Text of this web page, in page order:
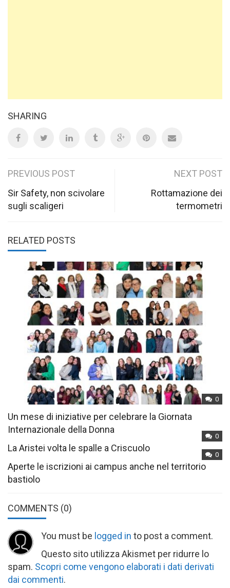
SHARING
Post
navigation
PREVIOUS POST
Sir Safety, non scivolare
sugli scaligeri
NEXT POST
Rottamazione dei
termometri
RELATED POSTS
0
Un mese di iniziative per celebrare la Giornata
Internazionale della Donna
0
La Aristei volta le spalle a Criscuolo
0
Aperte le iscrizioni ai campus anche nel territorio
bastiolo
COMMENTS (0)
You must be logged in to post a comment.
Questo sito utilizza Akismet per ridurre lo
spam. Scopri come vengono elaborati i dati derivati
dai commenti.